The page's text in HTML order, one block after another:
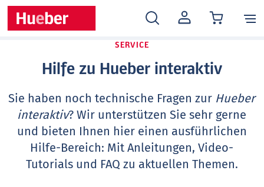
MEIN
KONTO
SERVICE
Hilfe zu Hueber interaktiv
Sie haben noch technische Fragen zur Hueber
interaktiv? Wir unterstützen Sie sehr gerne
und bieten Ihnen hier einen ausführlichen
Hilfe-Bereich: Mit Anleitungen, Video-
Tutorials und FAQ zu aktuellen Themen.